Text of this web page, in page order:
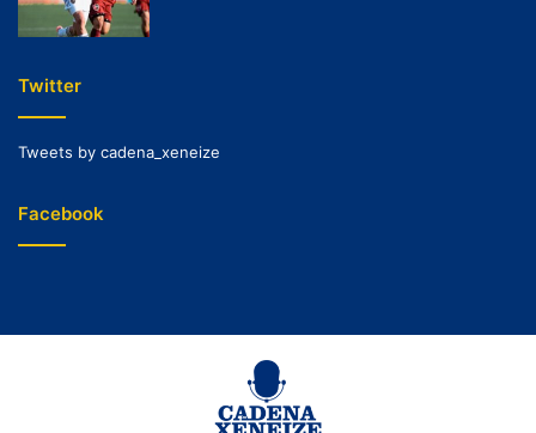
Twitter
Tweets by cadena_xeneize
Facebook